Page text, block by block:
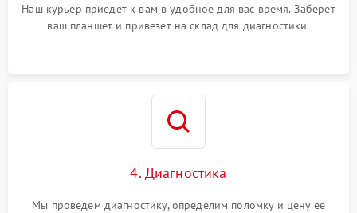
Наш курьер приедет к вам в удобное для вас время. Заберет
ваш планшет и привезет на склад для диагностики.
4. Диагностика
Мы проведем диагностику, определим поломку и цену ее